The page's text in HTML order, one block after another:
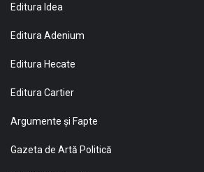
Editura Idea
Editura Adenium
Editura Hecate
Editura Cartier
Argumente și Fapte
Gazeta de Artă Politică